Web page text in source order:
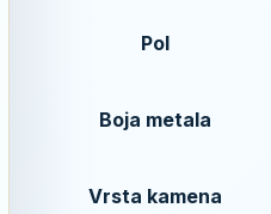
Pol
Boja metala
Vrsta kamena